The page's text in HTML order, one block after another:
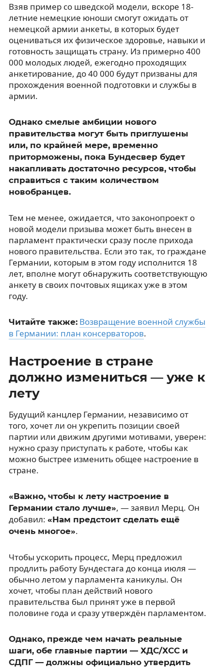
Взяв пример со шведской модели, вскоре 18-
летние немецкие юноши смогут ожидать от
немецкой армии анкеты, в которых будет
оцениваться их физическое здоровье, навыки и
готовность защищать страну. Из примерно 400
000 молодых людей, ежегодно проходящих
анкетирование, до 40 000 будут призваны для
прохождения военной подготовки и службы в
армии.
Однако смелые амбиции нового
правительства могут быть приглушены
или, по крайней мере, временно
приторможены, пока Бундесвер будет
накапливать достаточно ресурсов, чтобы
справиться с таким количеством
новобранцев.
Тем не менее, ожидается, что законопроект о
новой модели призыва может быть внесен в
парламент практически сразу после прихода
нового правительства. Если это так, то граждане
Германии, которым в этом году исполнится 18
лет, вполне могут обнаружить соответствующую
анкету в своих почтовых ящиках уже в этом
году.
Читайте также: Возвращение военной службы
в Германии: план консерваторов.
Настроение в стране
должно измениться — уже к
лету
Будущий канцлер Германии, независимо от
того, хочет ли он укрепить позиции своей
партии или движим другими мотивами, уверен:
нужно сразу приступать к работе, чтобы как
можно быстрее изменить общее настроение в
стране.
«Важно, чтобы к лету настроение в
Германии стало лучше», — заявил Мерц. Он
добавил: «Нам предстоит сделать ещё
очень многое».
Чтобы ускорить процесс, Мерц предложил
продлить работу Бундестага до конца июля —
обычно летом у парламента каникулы. Он
хочет, чтобы план действий нового
правительства был принят уже в первой
половине года и сразу утверждён парламентом.
Однако, прежде чем начать реальные
шаги, обе главные партии — ХДС/ХСС и
СДПГ — должны официально утвердить